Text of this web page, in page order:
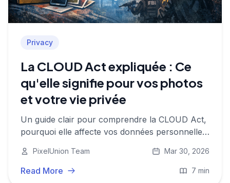
Privacy
La CLOUD Act expliquée : Ce
qu'elle signifie pour vos photos
et votre vie privée
Un guide clair pour comprendre la CLOUD Act,
pourquoi elle affecte vos données personnelles
faire.
PixelUnion Team Mar 30, 2026
Read More 7 min